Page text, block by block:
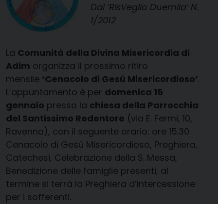
Dal ‘RisVeglio Duemila’ N.
1/2012
La Comunità della Divina Misericordia di
Adim organizza il prossimo ritiro
mensile ‘Cenacolo di Gesù Misericordioso’.
L’appuntamento è per domenica 15
gennaio presso la chiesa della Parrocchia
del Santissimo Redentore (via E. Fermi, 10,
Ravenna), con il seguente orario: ore 15.30
Cenacolo di Gesù Misericordioso, Preghiera,
Catechesi, Celebrazione della S. Messa,
Benedizione delle famiglie presenti; al
termine si terrà la Preghiera d’Intercessione
per i sofferenti.